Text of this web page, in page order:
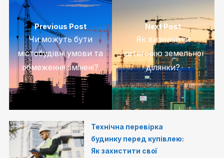
Previous Post
Чи можуть бути
містобудівні умови та
обмеження змінені?
Next Post
Як визначити
категорію земельної
ділянки?
Технічна перевірка
будинку перед купівлею:
Як захистити свої